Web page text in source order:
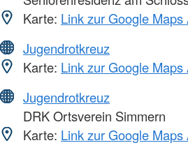
Karte: Link zur Google Maps
Jugendrotkreuz
Karte: Link zur Google Maps
Jugendrotkreuz
DRK Ortsverein Simmern
Karte: Link zur Google Maps